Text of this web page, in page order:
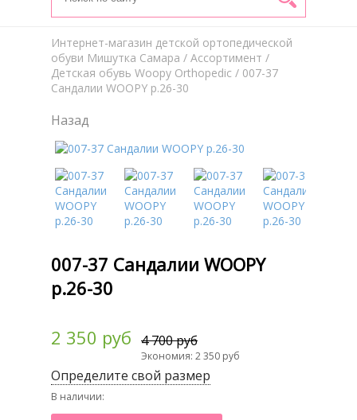
Интернет-магазин детской ортопедической
обуви Мишутка Самара / Aссортимент /
Детская обувь Woopy Orthopedic / 007-37
Сандалии WOOPY р.26-30
Назад
007-37 Сандалии WOOPY
р.26-30
2 350 руб 4 700 руб
Экономия: 2 350 руб
Определите свой размер
В наличии: